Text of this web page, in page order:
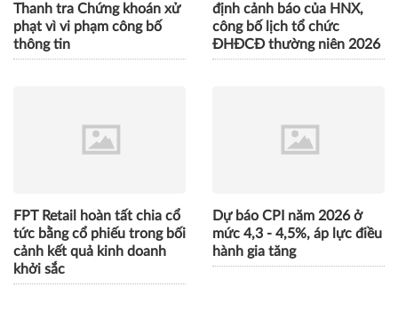
Thanh tra Chứng khoán xử
phạt vì vi phạm công bố
thông tin
định cảnh báo của HNX,
công bố lịch tổ chức
ĐHĐCĐ thường niên 2026
FPT Retail hoàn tất chia cổ
tức bằng cổ phiếu trong bối
cảnh kết quả kinh doanh
khởi sắc
Dự báo CPI năm 2026 ở
mức 4,3 - 4,5%, áp lực điều
hành gia tăng